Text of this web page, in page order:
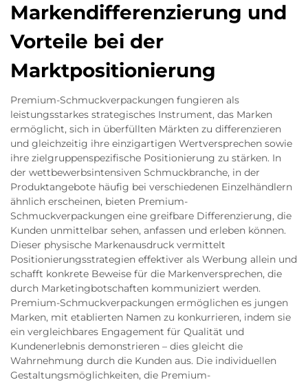
Markendifferenzierung und
Vorteile bei der
Marktpositionierung
Premium-Schmuckverpackungen fungieren als
leistungsstarkes strategisches Instrument, das Marken
ermöglicht, sich in überfüllten Märkten zu differenzieren
und gleichzeitig ihre einzigartigen Wertversprechen sowie
ihre zielgruppenspezifische Positionierung zu stärken. In
der wettbewerbsintensiven Schmuckbranche, in der
Produktangebote häufig bei verschiedenen Einzelhändlern
ähnlich erscheinen, bieten Premium-
Schmuckverpackungen eine greifbare Differenzierung, die
Kunden unmittelbar sehen, anfassen und erleben können.
Dieser physische Markenausdruck vermittelt
Positionierungsstrategien effektiver als Werbung allein und
schafft konkrete Beweise für die Markenversprechen, die
durch Marketingbotschaften kommuniziert werden.
Premium-Schmuckverpackungen ermöglichen es jungen
Marken, mit etablierten Namen zu konkurrieren, indem sie
ein vergleichbares Engagement für Qualität und
Kundenerlebnis demonstrieren – dies gleicht die
Wahrnehmung durch die Kunden aus. Die individuellen
Gestaltungsmöglichkeiten, die Premium-